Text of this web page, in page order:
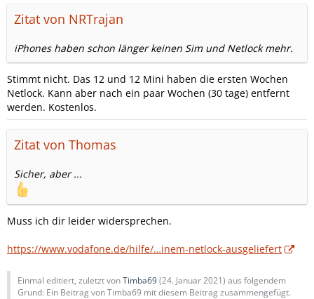
Zitat von NRTrajan
iPhones haben schon länger keinen Sim und Netlock mehr.
Stimmt nicht. Das 12 und 12 Mini haben die ersten Wochen
Netlock. Kann aber nach ein paar Wochen (30 tage) entfernt
werden. Kostenlos.
Zitat von Thomas
Sicher, aber ...
Muss ich dir leider widersprechen.
https://www.vodafone.de/hilfe/…inem-netlock-ausgeliefert
Einmal editiert, zuletzt vonTimba69(24. Januar 2021) aus folgendem
Grund: Ein Beitrag von Timba69 mit diesem Beitrag zusammengefügt.